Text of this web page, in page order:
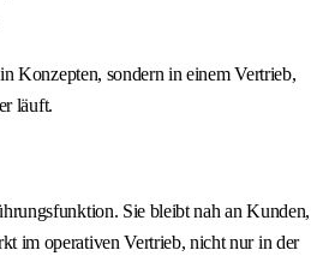
Konzepten, sondern in einem Vertrieb,
läuft.
Sie bleibt nah an Kunden,
im operativen Vertrieb, nicht nur in der